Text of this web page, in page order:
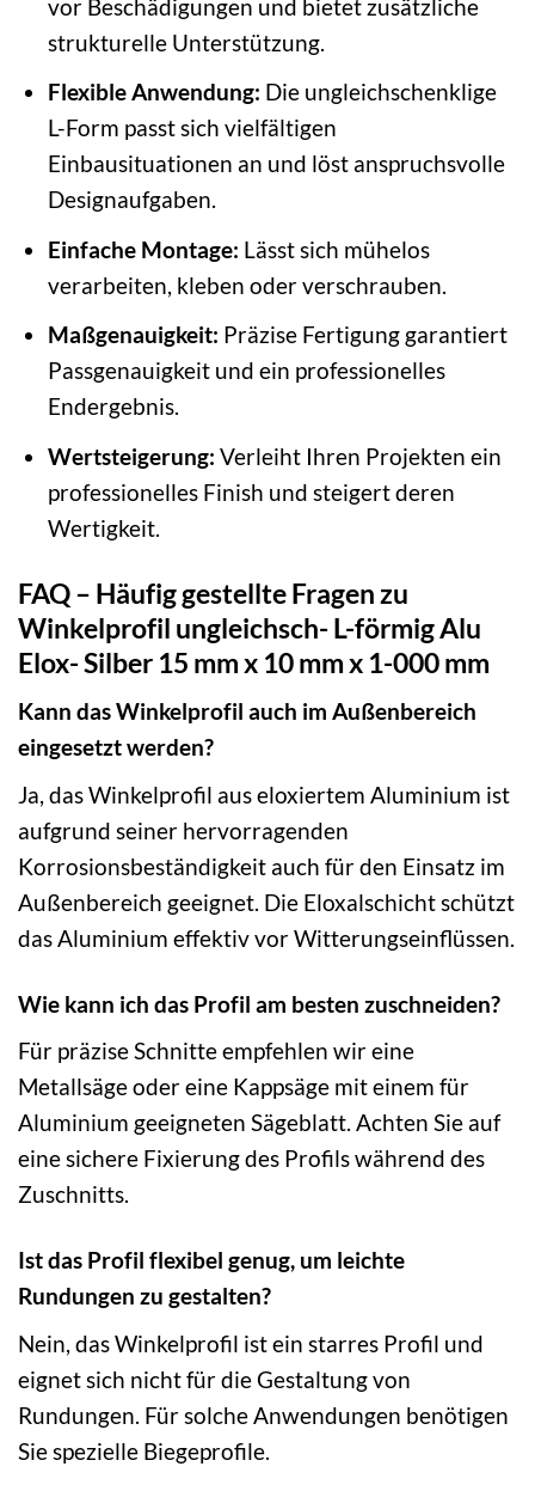
vor Beschädigungen und bietet zusätzliche
strukturelle Unterstützung.
Flexible Anwendung: Die ungleichschenklige
L-Form passt sich vielfältigen
Einbausituationen an und löst anspruchsvolle
Designaufgaben.
Einfache Montage: Lässt sich mühelos
verarbeiten, kleben oder verschrauben.
Maßgenauigkeit: Präzise Fertigung garantiert
Passgenauigkeit und ein professionelles
Endergebnis.
Wertsteigerung: Verleiht Ihren Projekten ein
professionelles Finish und steigert deren
Wertigkeit.
FAQ – Häufig gestellte Fragen zu
Winkelprofil ungleichsch- L-förmig Alu
Elox- Silber 15 mm x 10 mm x 1-000 mm
Kann das Winkelprofil auch im Außenbereich
eingesetzt werden?
Ja, das Winkelprofil aus eloxiertem Aluminium ist
aufgrund seiner hervorragenden
Korrosionsbeständigkeit auch für den Einsatz im
Außenbereich geeignet. Die Eloxalschicht schützt
das Aluminium effektiv vor Witterungseinflüssen.
Wie kann ich das Profil am besten zuschneiden?
Für präzise Schnitte empfehlen wir eine
Metallsäge oder eine Kappsäge mit einem für
Aluminium geeigneten Sägeblatt. Achten Sie auf
eine sichere Fixierung des Profils während des
Zuschnitts.
Ist das Profil flexibel genug, um leichte
Rundungen zu gestalten?
Nein, das Winkelprofil ist ein starres Profil und
eignet sich nicht für die Gestaltung von
Rundungen. Für solche Anwendungen benötigen
Sie spezielle Biegeprofile.